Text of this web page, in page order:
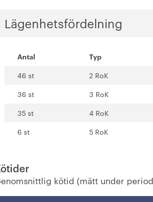
Lägenhetsfördelning
Antal Typ
46 st 2 RoK
36 st
3 RoK
35 st
4 RoK
6 st
5 RoK
kötid (mätt under